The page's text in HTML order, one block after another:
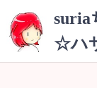
テ
suria
☆ハ